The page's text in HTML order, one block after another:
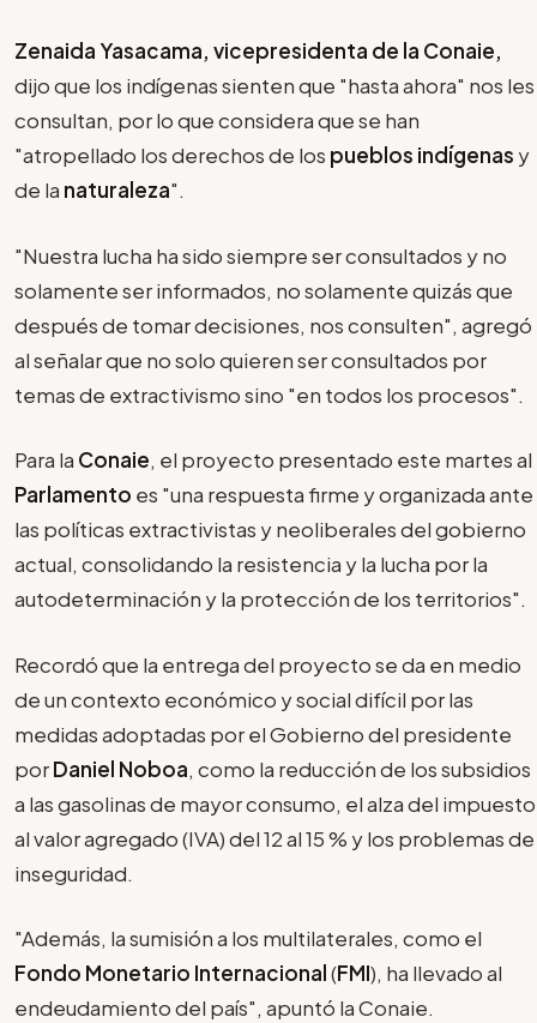
Zenaida Yasacama, vicepresidenta de la Conaie,
dijo que los indígenas sienten que "hasta ahora" nos les
consultan, por lo que considera que se han
"atropellado los derechos de los pueblos indígenas y
de la naturaleza".
"Nuestra lucha ha sido siempre ser consultados y no
solamente ser informados, no solamente quizás que
después de tomar decisiones, nos consulten", agregó
al señalar que no solo quieren ser consultados por
temas de extractivismo sino "en todos los procesos".
Para la Conaie, el proyecto presentado este martes al
Parlamento es "una respuesta firme y organizada ante
las políticas extractivistas y neoliberales del gobierno
actual, consolidando la resistencia y la lucha por la
autodeterminación y la protección de los territorios".
Recordó que la entrega del proyecto se da en medio
de un contexto económico y social difícil por las
medidas adoptadas por el Gobierno del presidente
porDaniel Noboa, como la reducción de los subsidios
a las gasolinas de mayor consumo, el alza del impuesto
al valor agregado (IVA) del 12 al 15 % y los problemas de
inseguridad.
"Además, la sumisión a los multilaterales, como el
Fondo Monetario Internacional(FMI), ha llevado al
endeudamiento del país", apuntó la Conaie.